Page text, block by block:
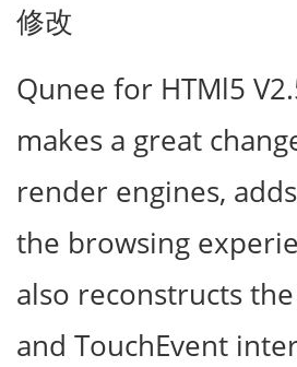
修改
Qunee for HTMl5
makes a great
render engines,
the browsing
also reconstructs
and TouchEvent